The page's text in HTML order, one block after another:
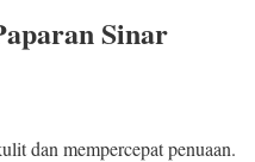
Sinar
dan mempercepat penuaan.